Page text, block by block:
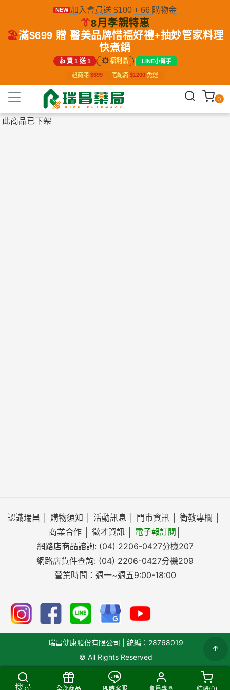
NEW 加入會員送 $100 + 66 購物金
👔8月孝親特惠
🏖️滿$699 贈 醫美品牌惜福好禮+抽妙管家料理
快煮鍋
👍 買 1 送 1 💥福利品 | LINE小幫手
超商滿 $699 宅配滿 $1200 免運
0
此商品已下架
認識瑞昌 購物須知 活動訊息 門市資訊 衛教專欄
商業合作
徵才資訊 電子報訂閱
網路店商品諮詢: (04) 2206-0427分機207
網路店貨件查詢: (04) 2206-0427分機209
營業時間：週一~週五9:00-18:00
瑞昌健康股份有限公司 | 統編：28768019
© All Rights Reserved
搜尋